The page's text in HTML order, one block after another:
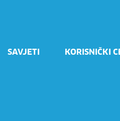
SAVJETI KORISNIČKI